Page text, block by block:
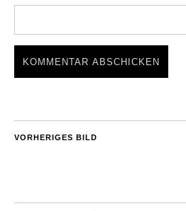
VORHERIGES BILD